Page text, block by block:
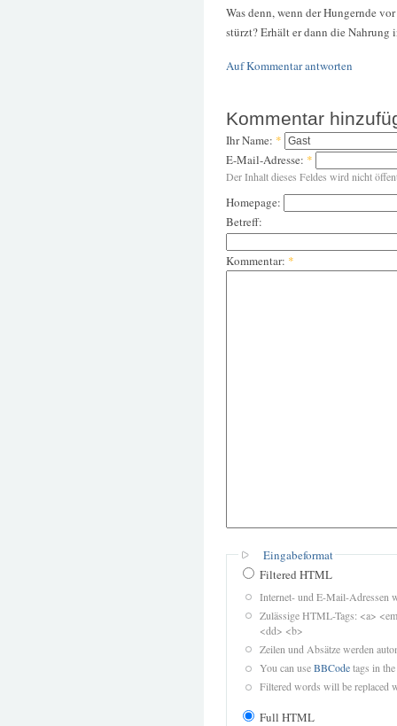
Was denn, wenn der Hungernde
stürzt? Erhält er dann die Nahrung
Auf Kommentar antworten
Kommentar
Ihr Name: *
E-Mail-Adresse: *
Der Inhalt dieses Feldes wird nicht
Homepage:
Betreff:
Kommentar: *
Eingabeformat
Filtered HTML
Internet- und E-Mail-Adressen
Zulässige HTML-Tags: <a>
<dd> <b>
Zeilen und Absätze werden
You can useBBCodetags in
Filtered words will be replaced
Full HTML